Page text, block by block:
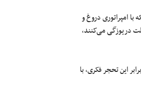
امپراتوری دروغ و
دریوزگی می‌کنند،
این تحجر فکری، با